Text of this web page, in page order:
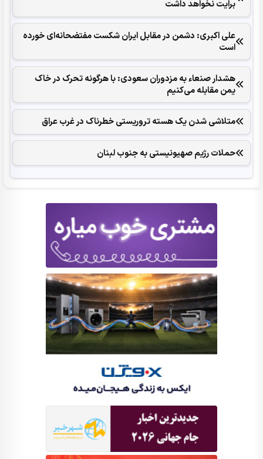
برایت نخواهد داشت
علی اکبری: دشمن در مقابل ایران شکست مفتضحانه‌ای خورده
است
هشدار صنعاء به مزدوران سعودی: با هرگونه تحرک در خاک
یمن مقابله می‌کنیم
متلاشی شدن یک هسته تروریستی خطرناک در غرب عراق
حملات رژیم صهیونیستی به جنوب لبنان